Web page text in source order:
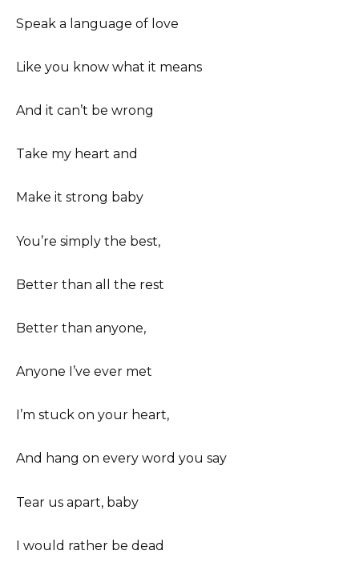
Speak a language of love
Like you know what it means
And it can’t be wrong
Take my heart and
Make it strong baby
You’re simply the best,
Better than all the rest
Better than anyone,
Anyone I’ve ever met
I’m stuck on your heart,
And hang on every word you say
Tear us apart, baby
I would rather be dead